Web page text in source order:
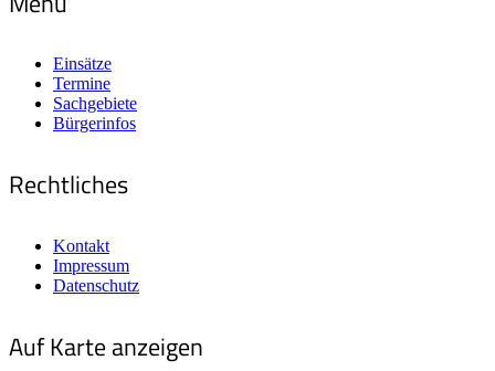
Einsätze
Termine
Sachgebiete
Bürgerinfos
Rechtliches
Kontakt
Impressum
Datenschutz
Auf Karte anzeigen